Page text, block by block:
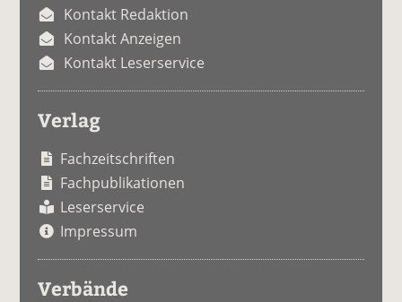
Kontakt Redaktion
Kontakt Anzeigen
Kontakt Leserservice
Verlag
Fachzeitschriften
Fachpublikationen
Leserservice
Impressum
Verbände